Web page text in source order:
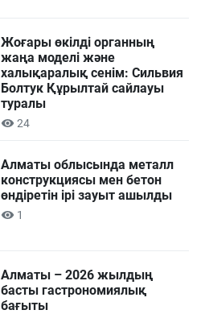
Жоғары өкілді органның
жаңа моделі және
халықаралық сенім: Сильвия
Болтук Құрылтай сайлауы
туралы
24
Алматы облысында металл
конструкциясы мен бетон
өндіретін ірі зауыт ашылды
1
Алматы – 2026 жылдың
басты гастрономиялық
бағыты